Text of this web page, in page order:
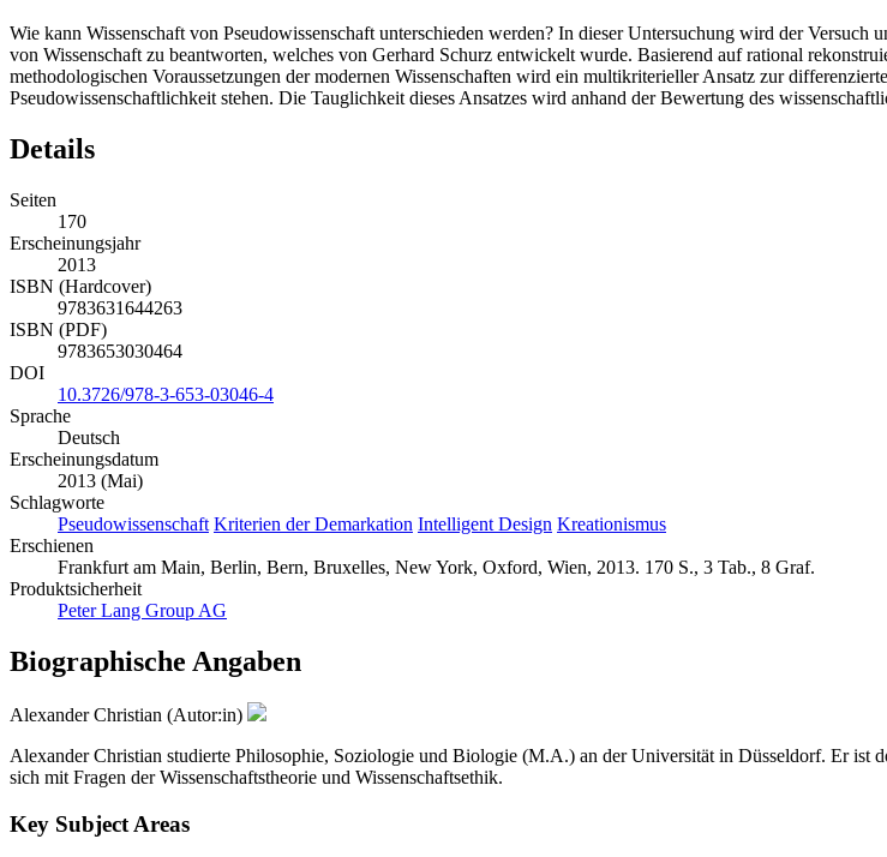
Wie kann Wissenschaft von Pseudowissenschaft unterschieden werden? In dieser Untersuchung wird der
von Wissenschaft zu beantworten, welches von Gerhard Schurz entwickelt wurde. Basierend auf rational
methodologischen Voraussetzungen der modernen Wissenschaften wird ein multikriterieller Ansatz zur
Pseudowissenschaftlichkeit stehen. Die Tauglichkeit dieses Ansatzes wird anhand der Bewertung des
Details
Seiten
170
Erscheinungsjahr
2013
ISBN (Hardcover)
9783631644263
ISBN (PDF)
9783653030464
DOI
10.3726/978-3-653-03046-4
Sprache
Deutsch
Erscheinungsdatum
2013 (Mai)
Schlagworte
Pseudowissenschaft Kriterien der Demarkation Intelligent Design Kreationismus
Erschienen
Frankfurt am Main, Berlin, Bern, Bruxelles, New York, Oxford, Wien, 2013. 170 S., 3 Tab., 8 Graf.
Produktsicherheit
Peter Lang Group AG
Biographische Angaben
Alexander Christian (Autor:in)
Alexander Christian studierte Philosophie, Soziologie und Biologie (M.A.) an der Universität in Düsseldorf. Er ist
sich mit Fragen der Wissenschaftstheorie und Wissenschaftsethik.
Key Subject Areas